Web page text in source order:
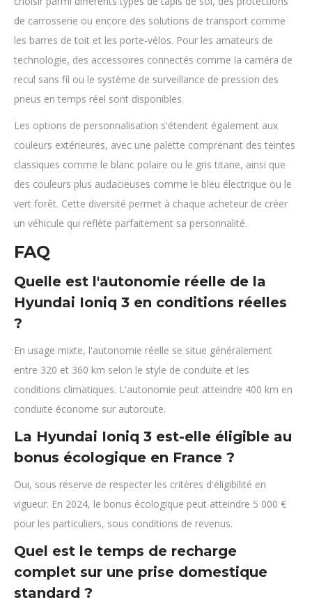
de carrosserie ou encore des solutions de transport comme
les barres de toit et les porte-vélos. Pour les amateurs de
technologie, des accessoires connectés comme la caméra de
recul sans fil ou le système de surveillance de pression des
pneus en temps réel sont disponibles.
Les options de personnalisation s'étendent également aux
couleurs extérieures, avec une palette comprenant des teintes
classiques comme le blanc polaire ou le gris titane, ainsi que
des couleurs plus audacieuses comme le bleu électrique ou le
vert forêt. Cette diversité permet à chaque acheteur de créer
un véhicule qui reflète parfaitement sa personnalité.
FAQ
Quelle est l'autonomie réelle de la
Hyundai Ioniq 3 en conditions réelles
?
En usage mixte, l'autonomie réelle se situe généralement
entre 320 et 360 km selon le style de conduite et les
conditions climatiques. L'autonomie peut atteindre 400 km en
conduite économe sur autoroute.
La Hyundai Ioniq 3 est-elle éligible au
bonus écologique en France ?
Oui, sous réserve de respecter les critères d'éligibilité en
vigueur. En 2024, le bonus écologique peut atteindre 5 000 €
pour les particuliers, sous conditions de revenus.
Quel est le temps de recharge
complet sur une prise domestique
standard ?